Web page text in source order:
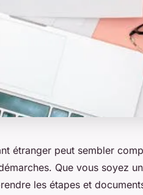
étranger peut sembler
Que vous soyez
les étapes et